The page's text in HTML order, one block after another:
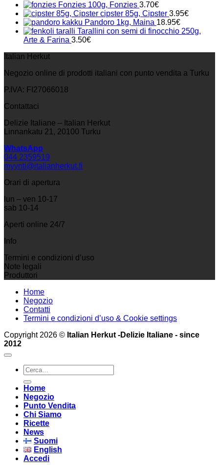
Fonzies 100g, Fonzies 3.70€
cipster 85g, Cipster 3.95€
Pandoro 1kg, Maina 18.95€
Tarallini con semi di finocchio 250g,
Arte & Farina 3.50€
Italian Herkut
Negozio online di prodotti italiani con punto vendita a Turku
P.IVA: FI27066018
Contattaci
Delizie Italiane – Italian Herkut
Linnankatu 21, 20100 Turku
WhatsApp
044 2359519
myynti@italianherkut.fi
Orari di apertura
lun – ven 10-17
sab 10-14
Aperti online 24/7
Info
Termini e condizioni d’uso
Note legali
Produttori
Home
Negozio
Contatti
Termini e condizioni d’uso & Cookie settings
Copyright 2026 © Italian Herkut -Delizie Italiane - since
2012
Cerca:
Home
Negozio
Punto Vendita
Chi Siamo
Ricette
News
Suomi
English
Accedi